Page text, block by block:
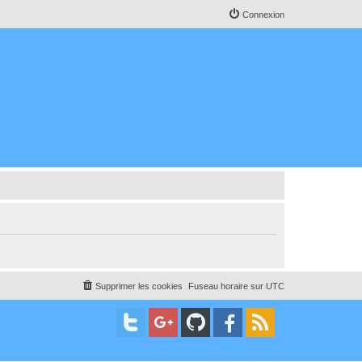
Connexion
Fuseau horaire sur UTC
Supprimer les cookies